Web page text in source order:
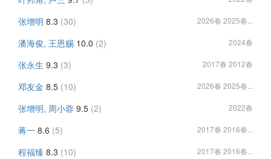
张增明 8.3 (30) 2026春 2025春...
潘海俊, 王恩赐 10.0 (2) 2024春
张永生 9.3 (3) 2017春 2012春
邓友金 8.5 (10) 2026春 2025春...
张增明, 周小蓉 9.5 (2) 2022春
蒋一 8.6 (5) 2017春 2016春...
程福臻 8.3 (10) 2017春 2016春...